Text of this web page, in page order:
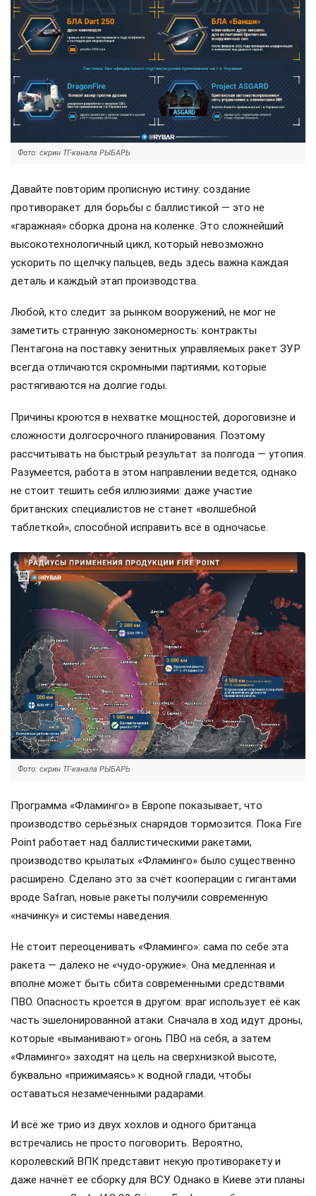
Фото: скрин ТГ-канала РЫБАРЬ
Давайте повторим прописную истину: создание
противоракет для борьбы с баллистикой — это не
«гаражная» сборка дрона на коленке. Это сложнейший
высокотехнологичный цикл, который невозможно
ускорить по щелчку пальцев, ведь здесь важна каждая
деталь и каждый этап производства.
Любой, кто следит за рынком вооружений, не мог не
заметить странную закономерность: контракты
Пентагона на поставку зенитных управляемых ракет ЗУР
всегда отличаются скромными партиями, которые
растягиваются на долгие годы.
Причины кроются в нехватке мощностей, дороговизне и
сложности долгосрочного планирования. Поэтому
рассчитывать на быстрый результат за полгода — утопия.
Разумеется, работа в этом направлении ведется, однако
не стоит тешить себя иллюзиями: даже участие
британских специалистов не станет «волшебной
таблеткой», способной исправить всё в одночасье.
Фото: скрин ТГ-канала РЫБАРЬ
Программа «Фламинго» в Европе показывает, что
производство серьёзных снарядов тормозится. Пока Fire
Point работает над баллистическими ракетами,
производство крылатых «Фламинго» было существенно
расширено. Сделано это за счёт кооперации с гигантами
вроде Safran, новые ракеты получили современную
«начинку» и системы наведения.
Не стоит переоценивать «Фламинго»: сама по себе эта
ракета — далеко не «чудо-оружие». Она медленная и
вполне может быть сбита современными средствами
ПВО. Опасность кроется в другом: враг использует её как
часть эшелонированной атаки. Сначала в ход идут дроны,
которые «выманивают» огонь ПВО на себя, а затем
«Фламинго» заходят на цель на сверхнизкой высоте,
буквально «прижимаясь» к водной глади, чтобы
оставаться незамеченными радарами.
И всё же трио из двух хохлов и одного британца
встречались не просто поговорить. Вероятно,
королевский ВПК представит некую противоракету и
даже начнёт ее сборку для ВСУ. Однако в Киеве эти планы